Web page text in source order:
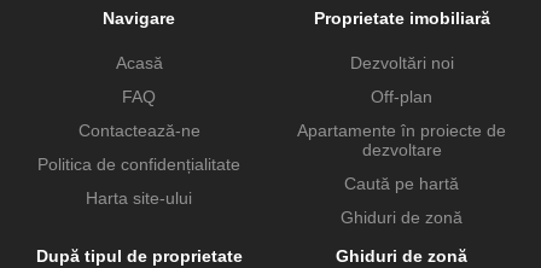
Navigare
Acasă
FAQ
Contactează-ne
Politica de confidențialitate
Harta site-ului
Proprietate imobiliară
Dezvoltări noi
Off-plan
Apartamente în proiecte de
dezvoltare
Caută pe hartă
Ghiduri de zonă
După tipul de proprietate
Ghiduri de zonă